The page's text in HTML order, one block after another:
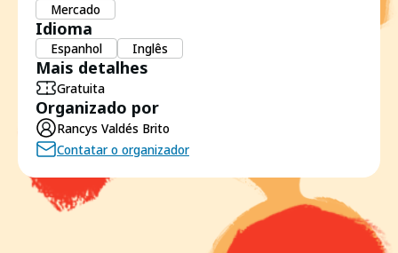
Mercado
Idioma
Espanhol Inglês
Mais detalhes
Gratuita
Organizado por
Rancys Valdés Brito
Contatar o organizador